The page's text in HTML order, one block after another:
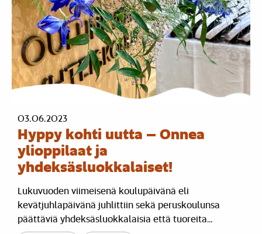
03.06.2023
Hyppy kohti uutta – Onnea
ylioppilaat ja
yhdeksäsluokkalaiset!
Lukuvuoden viimeisenä koulupäivänä eli
kevätjuhlapäivänä juhlittiin sekä peruskoulunsa
päättäviä yhdeksäsluokkalaisia että tuoreita…